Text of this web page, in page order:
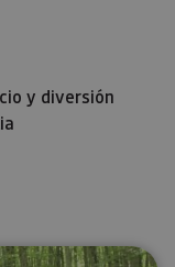
y diversión